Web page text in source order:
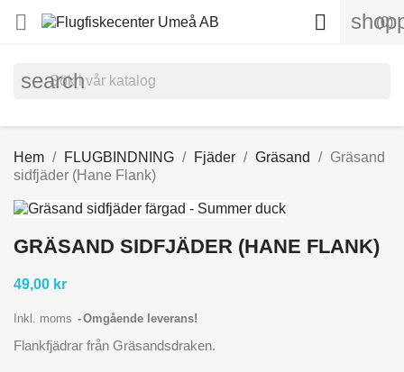
 (0)

search
Hem FLUGBINDNING Fjäder Gräsand
Gräsand
sidfjäder (Hane Flank)
GRÄSAND SIDFJÄDER (HANE FLANK)
49,00 kr
Inkl. moms Omgående leverans!
Flankfjädrar från Gräsandsdraken.